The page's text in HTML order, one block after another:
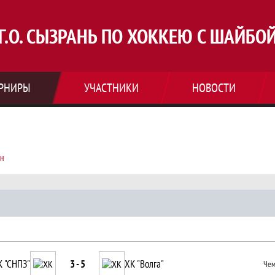
СЫЗРАНЬ ПО ХОККЕЮ С
УЧАСТНИКИ НОВОСТИ
"СНПЗ" 3 - 5 ХК "Волга"